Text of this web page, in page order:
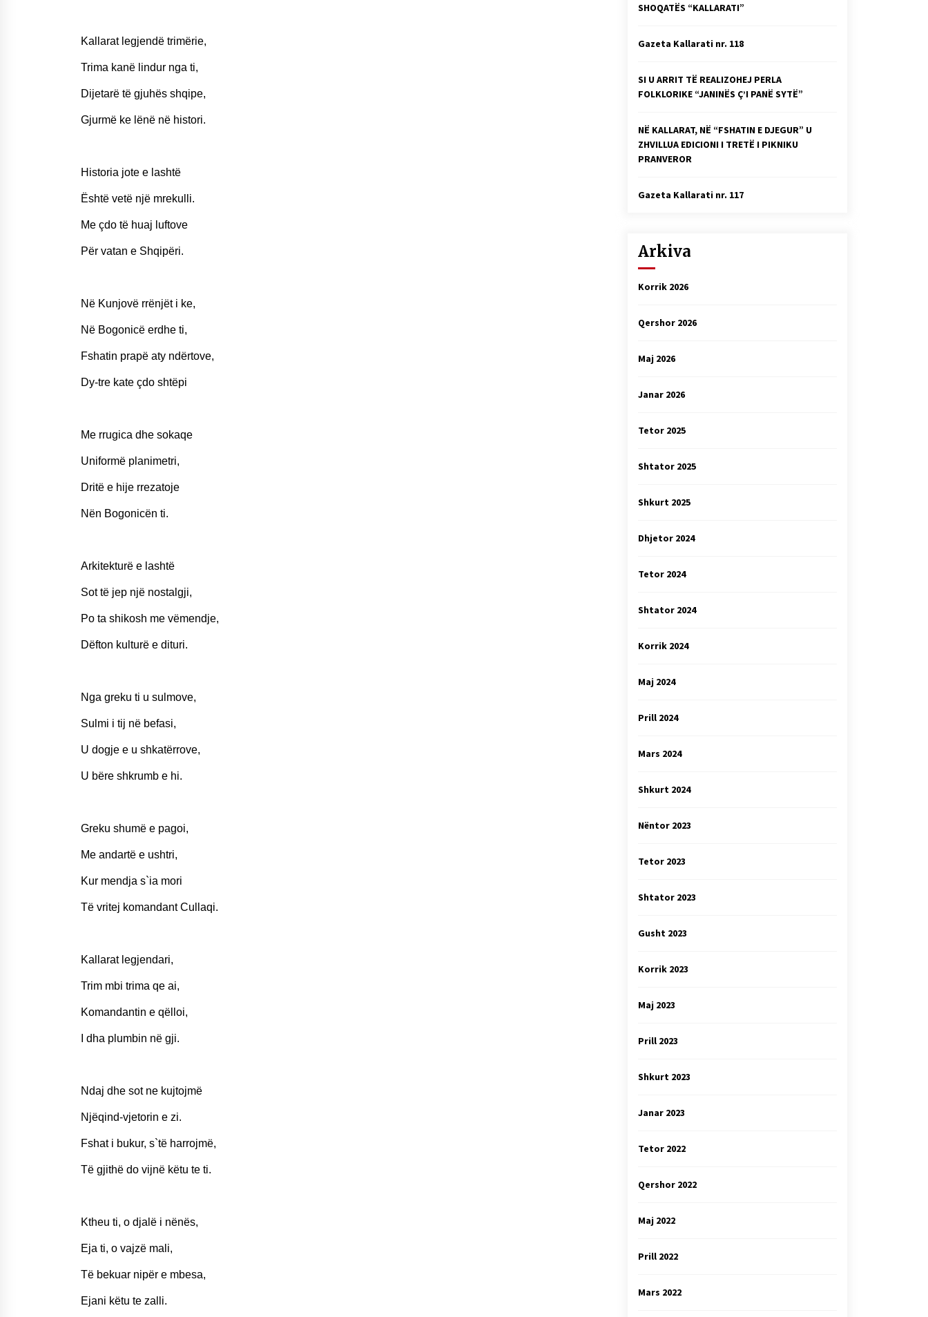
17/10/2025
Faksimilet e një 83 vjetori lufte:
04/10/2025
KOMBËTARE PËR RINDËRTIMIN E
VENDIT – NGA ÇIZE XHAFERAJ
22/09/2025
Gazeta Kallarati nr. 114
06/02/2025
Kallarat legjendë trimërie,
Trima kanë lindur nga ti,
Dijetarë të gjuhës shqipe,
Gjurmë ke lënë në histori.
Historia jote e lashtë
Është vetë një mrekulli.
Me çdo të huaj luftove
Për vatan e Shqipëri.
Në Kunjovë rrënjët i ke,
Në Bogonicë erdhe ti,
Fshatin prapë aty ndërtove,
Dy-tre kate çdo shtëpi
Me rrugica dhe sokaqe
Uniformë planimetri,
Dritë e hije rrezatoje
Nën Bogonicën ti.
Arkitekturë e lashtë
Sot të jep një nostalgji,
Po ta shikosh me vëmendje,
Dëfton kulturë e dituri.
Nga greku ti u sulmove,
Sulmi i tij në befasi,
U dogje e u shkatërrove,
U bëre shkrumb e hi.
Greku shumë e pagoi,
Me andartë e ushtri,
Kur mendja s`ia mori
Të vritej komandant Cullaqi.
Kallarat legjendari,
Trim mbi trima qe ai,
Komandantin e qëlloi,
I dha plumbin në gji.
Ndaj dhe sot ne kujtojmë
Njëqind-vjetorin e zi.
Fshat i bukur, s`të harrojmë,
Të gjithë do vijnë këtu te ti.
Ktheu ti, o djalë i nënës,
Eja ti, o vajzë mali,
Të bekuar nipër e mbesa,
Ejani këtu te zalli.
SHOQATËS “KALLARATI”
Gazeta Kallarati nr. 118
SI U ARRIT TË REALIZOHEJ PERLA
FOLKLORIKE “JANINËS Ç’I PANË SYTË”
NË KALLARAT, NË “FSHATIN E DJEGUR” U
ZHVILLUA EDICIONI I TRETË I PIKNIKU
PRANVEROR
Gazeta Kallarati nr. 117
Arkiva
Korrik 2026
Qershor 2026
Maj 2026
Janar 2026
Tetor 2025
Shtator 2025
Shkurt 2025
Dhjetor 2024
Tetor 2024
Shtator 2024
Korrik 2024
Maj 2024
Prill 2024
Mars 2024
Shkurt 2024
Nëntor 2023
Tetor 2023
Shtator 2023
Gusht 2023
Korrik 2023
Maj 2023
Prill 2023
Shkurt 2023
Janar 2023
Tetor 2022
Qershor 2022
Maj 2022
Prill 2022
Mars 2022